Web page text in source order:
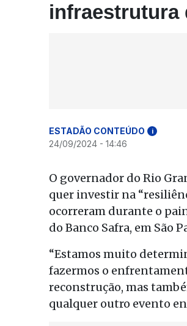
infraestrutura
ESTADÃO CONTEÚDO i
24/09/2024 - 14:46
O governador do Rio
quer investir na
ocorreram durante o
do Banco Safra, em São
“Estamos muito
fazermos o
reconstrução, mas
qualquer outro evento